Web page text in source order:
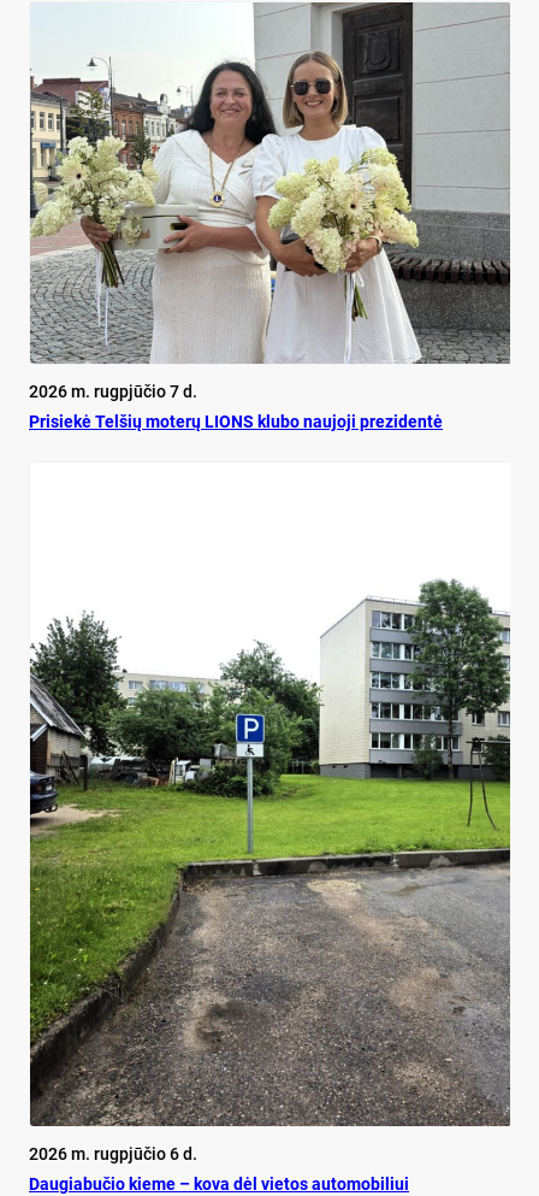
2026 m. rugpjūčio 7 d.
Pri­siekė Tel­šių mo­terų LIONS klu­bo nau­jo­ji pre­zi­dentė
2026 m. rugpjūčio 6 d.
Dau­gia­bu­čio kie­me – ko­va dėl vie­tos au­to­mo­bi­liui